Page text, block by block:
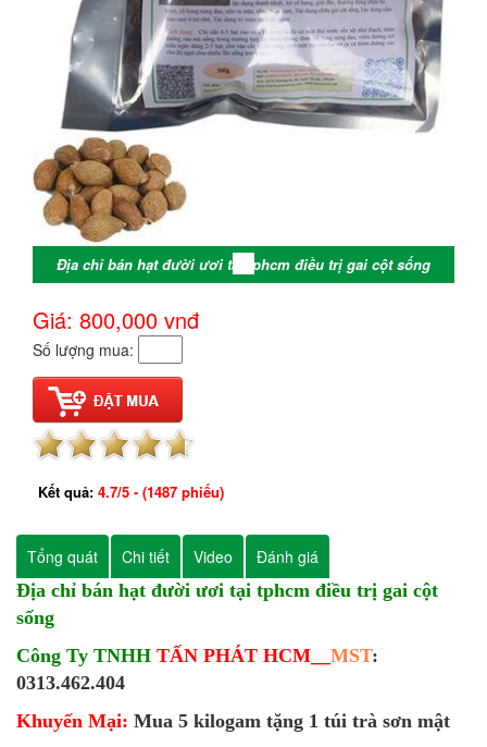
Địa chỉ bán hạt đười ươi tại tphcm điều trị gai cột sống
Giá: 800,000 vnđ
Số lượng mua:
Kết quả: 4.7/5 - (1487 phiếu)
Tổng quát Chi tiết Video
Đánh giá
Địa chỉ bán hạt đười ươi tại tphcm điều trị gai cột
sống
Công Ty TNHH TẤN PHÁT HCM__ MST:
0313.462.404
Khuyến Mại: Mua 5 kilogam tặng 1 túi trà sơn mật